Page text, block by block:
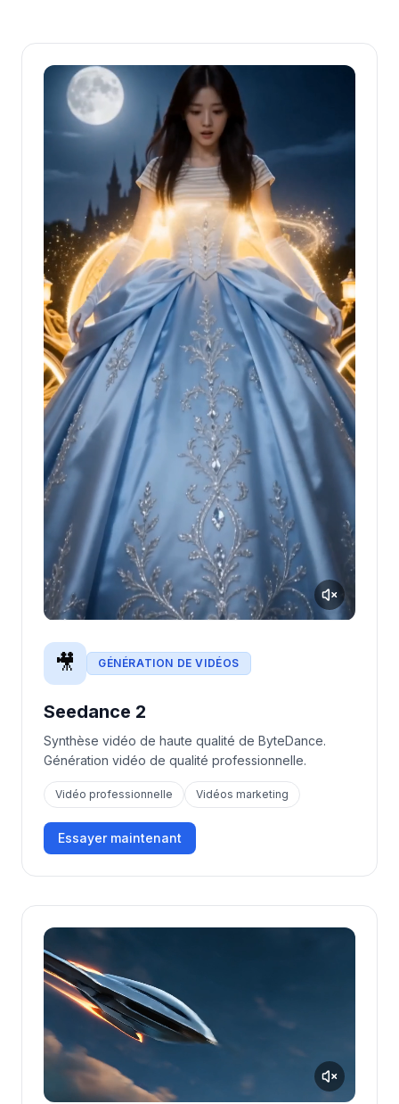
🎥 GÉNÉRATION DE VIDÉOS
Seedance 2
Synthèse vidéo de haute qualité de ByteDance.
Génération vidéo de qualité professionnelle.
Vidéo professionnelle Vidéos marketing
Essayer maintenant